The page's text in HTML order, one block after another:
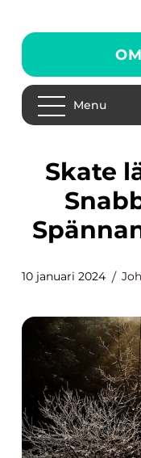
Menu
Skate längdskidor En
10 januari 2024